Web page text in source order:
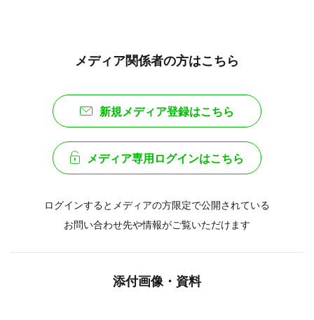
メディア関係者の方はこちら
新規メディア登録はこちら
メディア専用ログインはこちら
ログインするとメディアの方限定で公開されている
お問い合わせ先や情報がご覧いただけます
添付画像・資料